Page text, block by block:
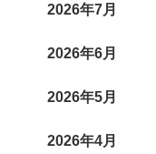
2026年7月
2026年6月
2026年5月
2026年4月